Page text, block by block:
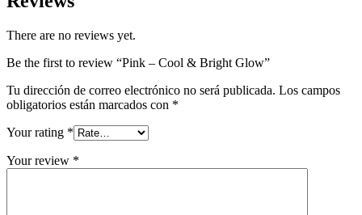
There are no reviews yet.
Be the first to review “Pink – Cool & Bright Glow”
Tu dirección de correo electrónico no será publicada. Los campos
obligatorios están marcados con *
Your rating *
Your review *